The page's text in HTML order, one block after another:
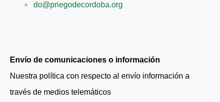
do@priegodecordoba.org
Envío de comunicaciones o información
Nuestra política con respecto al envío información a
través de medios telemáticos